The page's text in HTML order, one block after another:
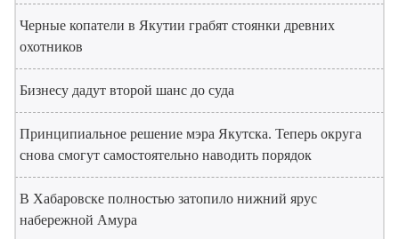
Черные копатели в Якутии грабят стоянки древних
охотников
Бизнесу дадут второй шанс до суда
Принципиальное решение мэра Якутска. Теперь округа
снова смогут самостоятельно наводить порядок
В Хабаровске полностью затопило нижний ярус
набережной Амура